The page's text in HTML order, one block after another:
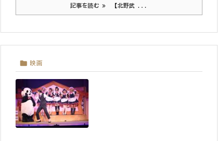
記事を読む 【北野武 ...
 映画